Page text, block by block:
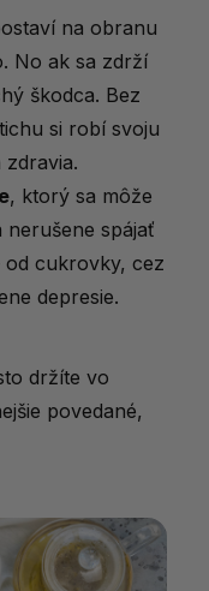
na obranu
No ak sa zdrží
škodca. Bez
si robí svoju
zdravia.
, ktorý sa môže
nerušene spájať
od cukrovky, cez
depresie.
držíte vo
povedané,